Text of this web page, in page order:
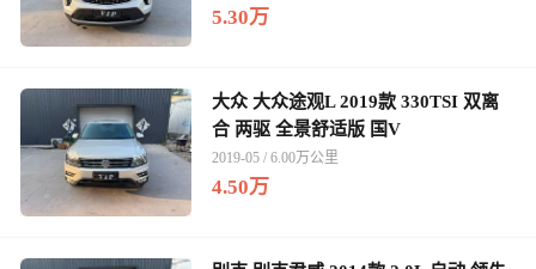
5.30万
大众 大众途观L 2019款 330TSI 双离
合 两驱 全景舒适版 国V
2019-05 / 6.00万公里
4.50万